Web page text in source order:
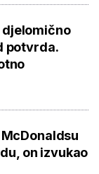
djelomično
potvrda.
on izvukao